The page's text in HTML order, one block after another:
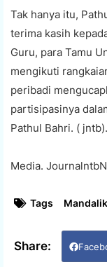
Tak hanya itu,
terima kasih
Guru, para Tamu
mengikuti
peribadi
partisipasinya
Pathul Bahri. ( jntb).
Media.
Tags